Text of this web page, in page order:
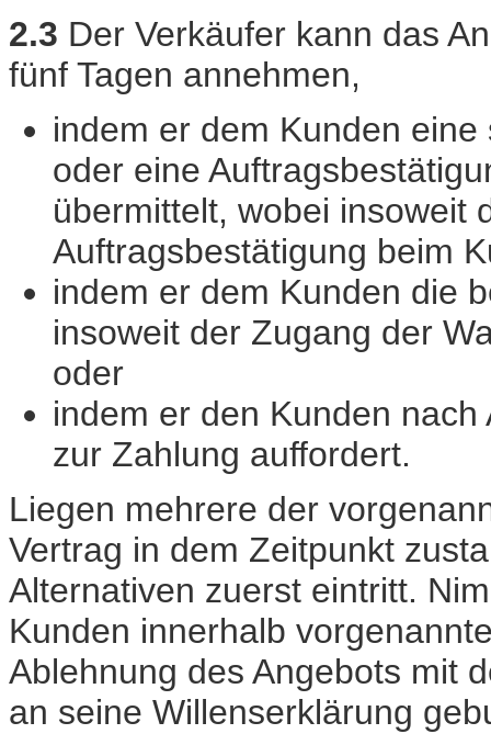
2.3 Der Verkäufer kann das
fünf Tagen annehmen,
indem er dem Kunden
oder eine
übermittelt, wobei insoweit
Auftragsbestätigung beim
indem er dem Kunden die
insoweit der Zugang der
oder
indem er den Kunden
zur Zahlung auffordert.
Liegen mehrere der
Vertrag in dem Zeitpunkt
Alternativen zuerst eintritt.
Kunden innerhalb
Ablehnung des Angebots mit
an seine Willenserklärung